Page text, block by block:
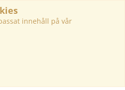
innehåll på vår